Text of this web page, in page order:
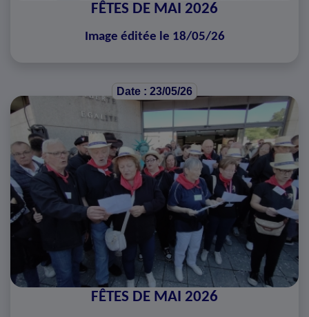
FÊTES DE MAI 2026
Image éditée le 18/05/26
Date : 23/05/26
FÊTES DE MAI 2026